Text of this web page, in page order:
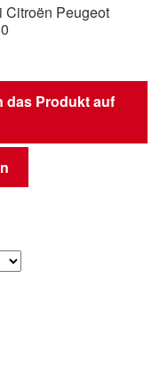
Citroën Peugeot
das Produkt auf